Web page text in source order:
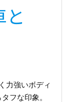
と
力強いボディ
フな印象。